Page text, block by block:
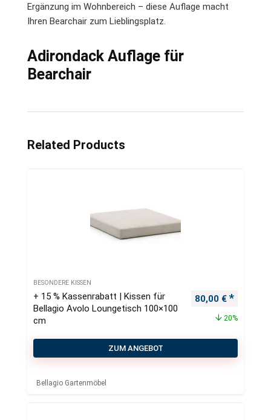
Ergänzung im Wohnbereich – diese Auflage macht
Ihren Bearchair zum Lieblingsplatz.
Adirondack Auflage für
Bearchair
Related Products
BESONDERE KISSEN
+ 15 % Kassenrabatt | Kissen für
Bellagio Avolo Loungetisch 100×100
cm
Ursprünglicher
80,00 €
20%
ZUM ANGEBOT
Bellagio Gartenmöbel